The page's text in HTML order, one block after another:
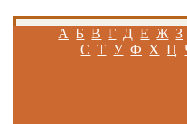
А Б В Г Д Е Ж З
С Т У Ф Х Ц